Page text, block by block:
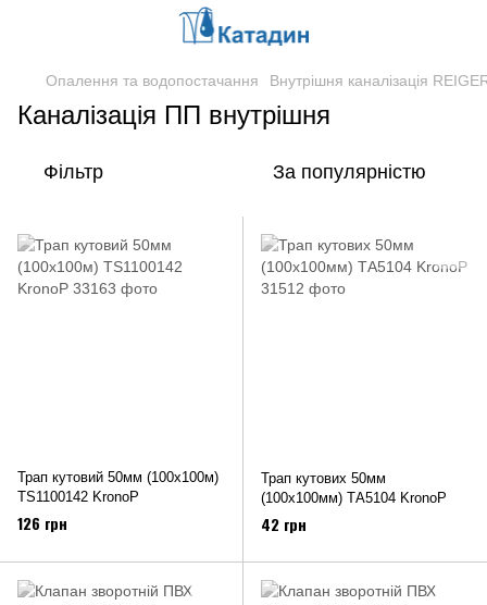
Опалення та водопостачання Внутрішня каналізація
Каналізація ПП внутрішня
Фільтр За популярністю
Трап кутовий 50мм (100x100м)
ТS1100142 KronoP
126 грн
Трап кутових 50мм
(100x100мм) ТА5104 KronoP
42 грн